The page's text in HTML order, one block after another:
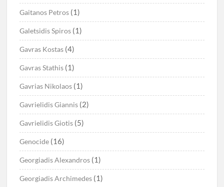
Gaitanos Petros (1)
Galetsidis Spiros (1)
Gavras Kostas (4)
Gavras Stathis (1)
Gavrias Nikolaos (1)
Gavrielidis Giannis (2)
Gavrielidis Giotis (5)
Genocide (16)
Georgiadis Alexandros (1)
Georgiadis Archimedes (1)